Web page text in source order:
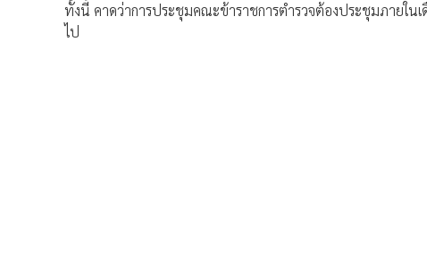
ทั้งนี้ คาดว่าการประชุมคณะข้าราชการตำรวจต้องประชุมภายใ
ไป